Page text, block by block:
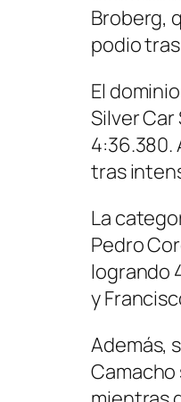
Broberg,
podio
El
Silver
4:36.380.
tras
La
Pedro
logrando
y
Además,
Camacho